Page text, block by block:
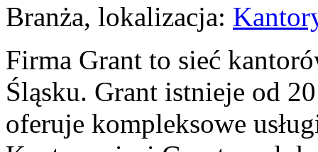
Branża, lokalizacja:
Firma Grant to sieć
Śląsku. Grant istnieje od
oferuje kompleksowe